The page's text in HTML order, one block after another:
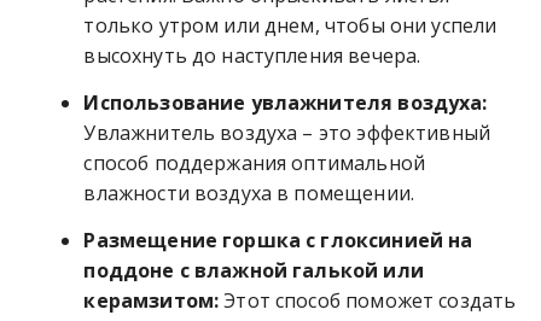
только утром или днем, чтобы они успели
высохнуть до наступления вечера.
Использование увлажнителя воздуха:
Увлажнитель воздуха – это эффективный
способ поддержания оптимальной
влажности воздуха в помещении.
Размещение горшка с глоксинией на
поддоне с влажной галькой или
керамзитом:Этот способ поможет создать